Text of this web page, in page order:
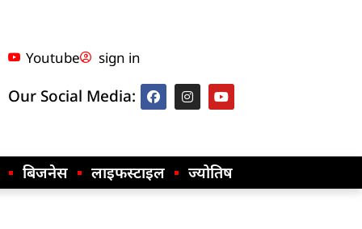
Youtube sign in
Our Social Media:
बिजनेस लाइफस्टाइल ज्योतिष